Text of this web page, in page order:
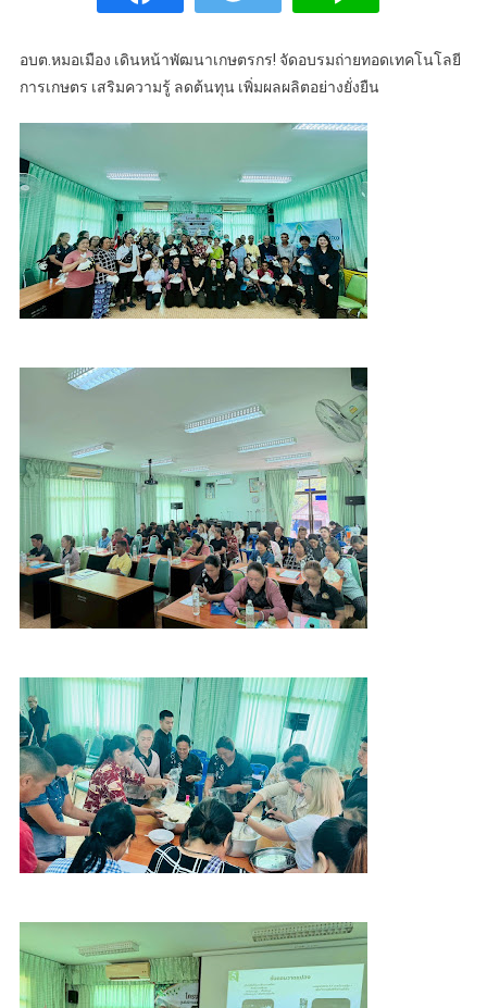
อบต.หมอเมือง เดินหน้าพัฒนาเกษตรกร! จัดอบรมถ่ายทอดเทคโนโลยี
การเกษตร เสริมความรู้ ลดต้นทุน เพิ่มผลผลิตอย่างยั่งยืน